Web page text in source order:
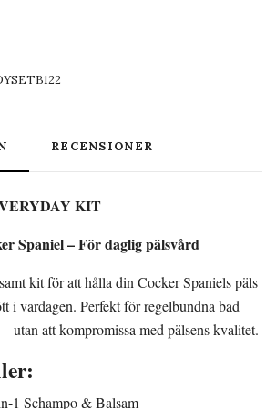
RECENSIONER
KIT
Spaniel – För daglig pälsvård
kit för att hålla din Cocker Spaniels päls
i vardagen. Perfekt för regelbundna bad
utan att kompromissa med pälsens kvalitet.
1 Schampo & Balsam